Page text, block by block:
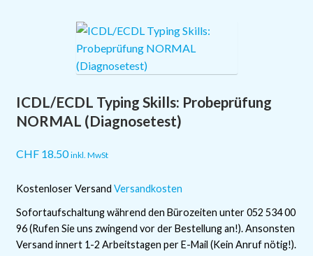
Varianten
auf.
Die
können
auf
werden
ICDL/ECDL Typing Skills: Probeprüfung
NORMAL (Diagnosetest)
CHF18.50 inkl. MwSt
Kostenloser Versand Versandkosten
Sofortaufschaltung während den Bürozeiten unter 052 534 00
96 (Rufen Sie uns zwingend vor der Bestellung an!). Ansonsten
Versand innert 1-2 Arbeitstagen per E-Mail (Kein Anruf nötig!).